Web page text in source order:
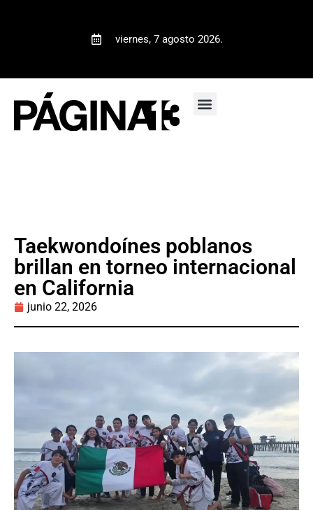
viernes, 7 agosto 2026.
Taekwondoínes poblanos
brillan en torneo internacional
en California
junio 22, 2026